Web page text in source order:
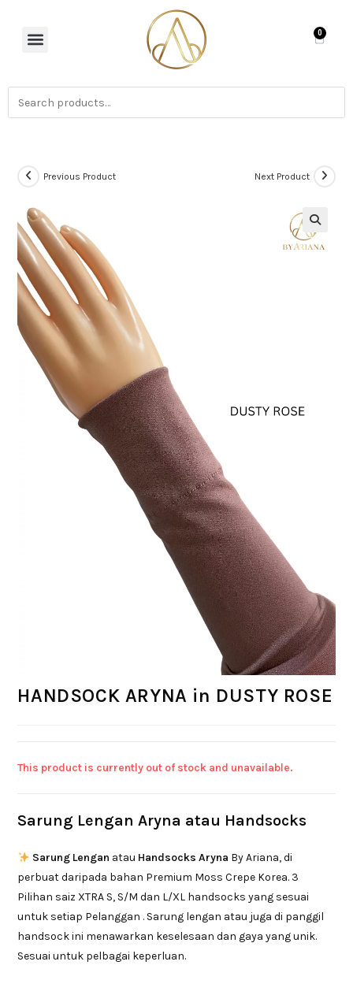
0
Previous Product Next Product
HANDSOCK ARYNA in DUSTY ROSE
This product is currently out of stock and unavailable.
Sarung Lengan Aryna atau Handsocks
Sarung Lengan atau Handsocks Aryna By Ariana, di
perbuat daripada bahan Premium Moss Crepe Korea. 3
Pilihan saiz XTRA S, S/M dan L/XL handsocks yang sesuai
untuk setiap Pelanggan . Sarung lengan atau juga di panggil
handsock ini menawarkan keselesaan dan gaya yang unik.
Sesuai untuk pelbagai keperluan.